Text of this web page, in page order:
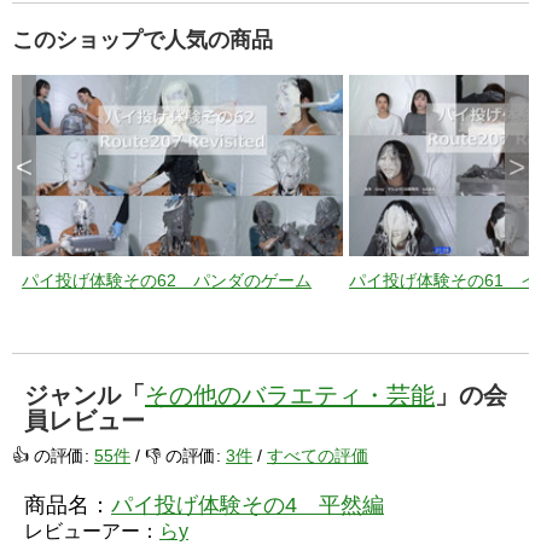
このショップで人気の商品
パイ投げ体験その62 パンダのゲーム パイ投げ体験その61 イ
< >
ジャンル「 その他のバラエティ・芸能 」の会
員レビュー
👍 の評価: 55件 / 👎 の評価: 3件 / すべての評価
商品名： パイ投げ体験その4 平然編
レビューアー： らy